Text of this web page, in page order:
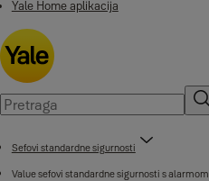
Yale Home aplikacija
Sefovi standardne sigurnosti
Value sefovi standardne sigurnosti s alarmom